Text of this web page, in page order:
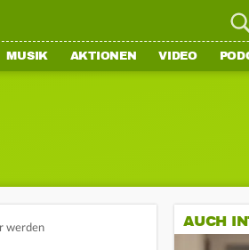
MUSIK AKTIONEN VIDEO
werden
AUCH